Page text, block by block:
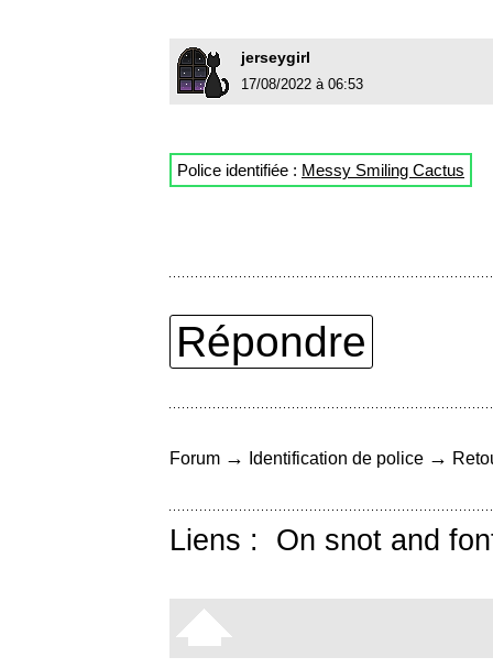
jerseygirl
17/08/2022 à 06:53
Police identifiée : Messy Smiling Cactus
Répondre
Forum → Identification de police →
Liens : On snot and